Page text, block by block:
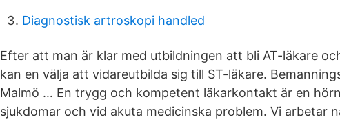
Diagnostisk artroskopi handled
Efter att man är klar med utbildningen att bli AT-läkare
kan en välja att vidareutbilda sig till ST-läkare.
Malmö … En trygg och kompetent läkarkontakt är en
sjukdomar och vid akuta medicinska problem. Vi arbetar